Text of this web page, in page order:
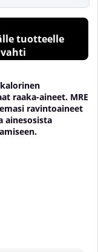
tuotteelle
vahti
raaka-aineet. MRE
ravintoaineet
ainesosista